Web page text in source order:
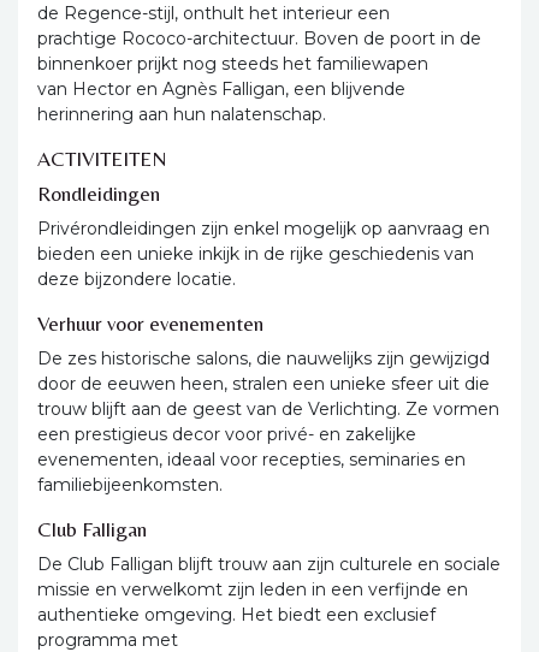
de Regence-stijl, onthult het interieur een
prachtige Rococo-architectuur. Boven de poort in de
binnenkoer prijkt nog steeds het familiewapen
van Hector en Agnès Falligan, een blijvende
herinnering aan hun nalatenschap.
ACTIVITEITEN
Rondleidingen
Privérondleidingen zijn enkel mogelijk op aanvraag en
bieden een unieke inkijk in de rijke geschiedenis van
deze bijzondere locatie.
Verhuur voor evenementen
De zes historische salons, die nauwelijks zijn gewijzigd
door de eeuwen heen, stralen een unieke sfeer uit die
trouw blijft aan de geest van de Verlichting. Ze vormen
een prestigieus decor voor privé- en zakelijke
evenementen, ideaal voor recepties, seminaries en
familiebijeenkomsten.
Club Falligan
De Club Falligan blijft trouw aan zijn culturele en sociale
missie en verwelkomt zijn leden in een verfijnde en
authentieke omgeving. Het biedt een exclusief
programma met